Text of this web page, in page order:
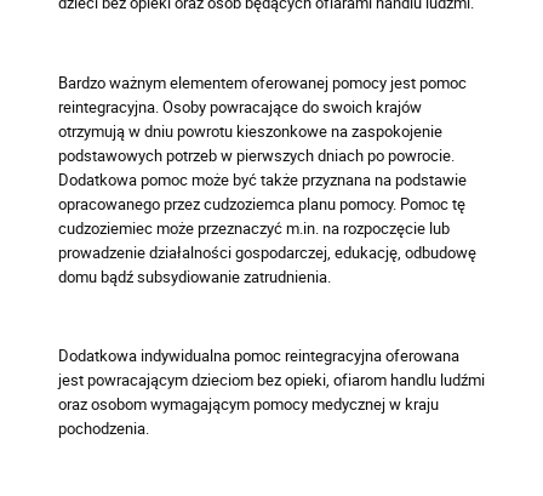
Bardzo ważnym elementem oferowanej pomocy jest pomoc
reintegracyjna. Osoby powracające do swoich krajów
otrzymują w dniu powrotu kieszonkowe na zaspokojenie
podstawowych potrzeb w pierwszych dniach po powrocie.
Dodatkowa pomoc może być także przyznana na podstawie
opracowanego przez cudzoziemca planu pomocy. Pomoc tę
cudzoziemiec może przeznaczyć m.in. na rozpoczęcie lub
prowadzenie działalności gospodarczej, edukację, odbudowę
domu bądź subsydiowanie zatrudnienia.
Dodatkowa indywidualna pomoc reintegracyjna oferowana
jest powracającym dzieciom bez opieki, ofiarom handlu ludźmi
oraz osobom wymagającym pomocy medycznej w kraju
pochodzenia.